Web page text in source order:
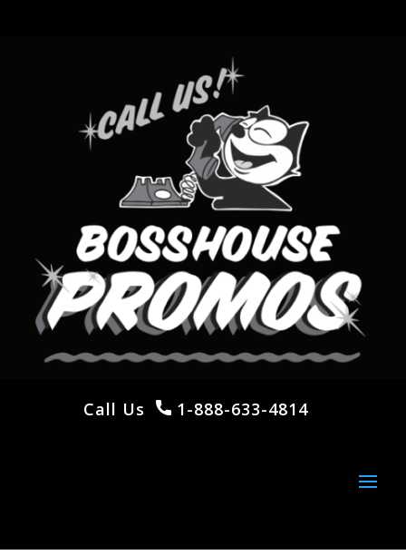
Call Us 1-888-633-4814